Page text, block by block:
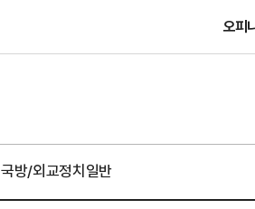
오피
국방/외교정치일반